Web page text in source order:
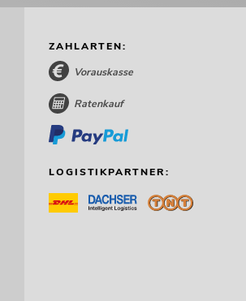
ZAHLARTEN:
Vorauskasse
Ratenkauf
LOGISTIKPARTNER: